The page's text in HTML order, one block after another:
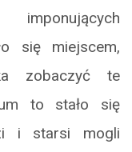
się miejscem,
zobaczyć te
to stało się
i starsi mogli